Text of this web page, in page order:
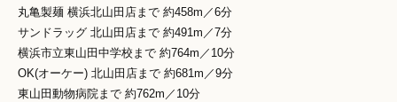
丸亀製麺 横浜北山田店まで 約458m／6分
サンドラッグ 北山田店まで 約491m／7分
横浜市立東山田中学校まで 約764m／10分
OK(オーケー) 北山田店まで 約681m／9分
東山田動物病院まで 約762m／10分